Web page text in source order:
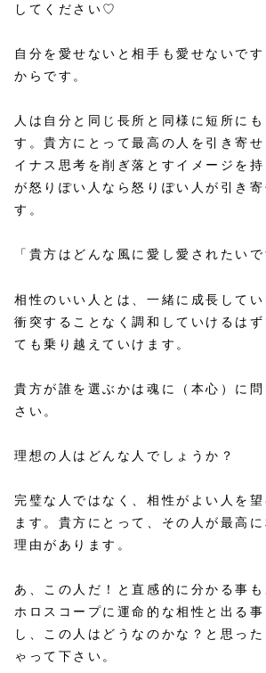
してください♡
自分を愛せないと相手も愛せないで
からです。
人は自分と同じ長所と同様に短所に
す。貴方にとって最高の人を引き寄
イナス思考を削ぎ落とすイメージを
が怒りぽい人なら怒りぽい人が引き寄
す。
「貴方はどんな風に愛し愛されたいで
相性のいい人とは、一緒に成長して
衝突することなく調和していけるは
ても乗り越えていけます。
貴方が誰を選ぶかは魂に（本心）に
さい。
理想の人はどんな人でしょうか？
完璧な人ではなく、相性がよい人を
ます。貴方にとって、その人が最高
理由があります。
あ、この人だ！と直感的に分かる事も
ホロスコープに運命的な相性と出る
し、この人はどうなのかな？と思っ
ゃって下さい。